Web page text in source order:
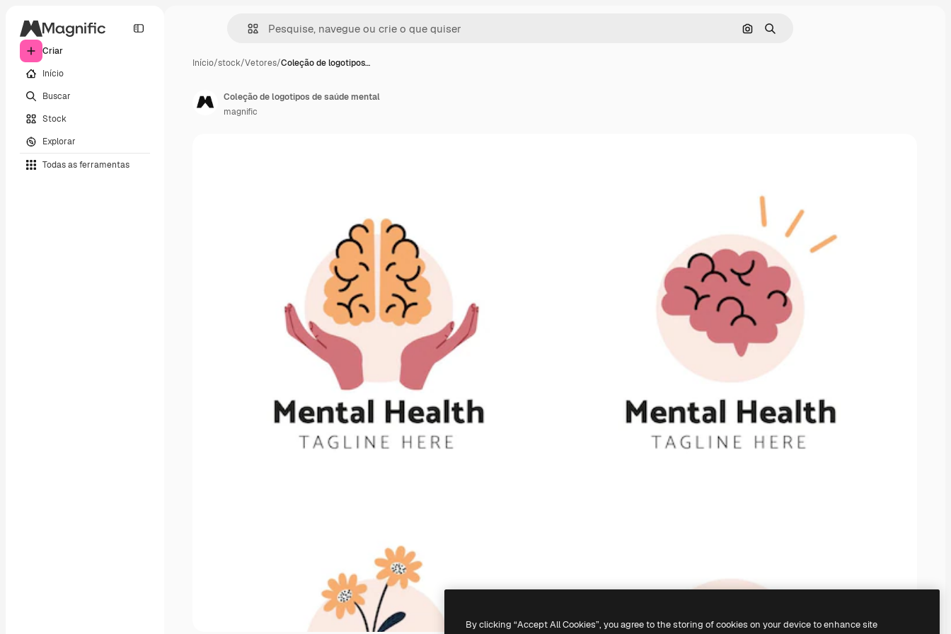
Criar
Início
Buscar
Stock
Explorar
Todas as ferramentas
Pesquisar por imagem
Buscar
Início/stock/Vetores/Coleção de logotipos…
Coleção de logotipos de saúde mental
magnific
By clicking “Accept All Cookies”, you agree to the storing of cookies on your device to enhance site